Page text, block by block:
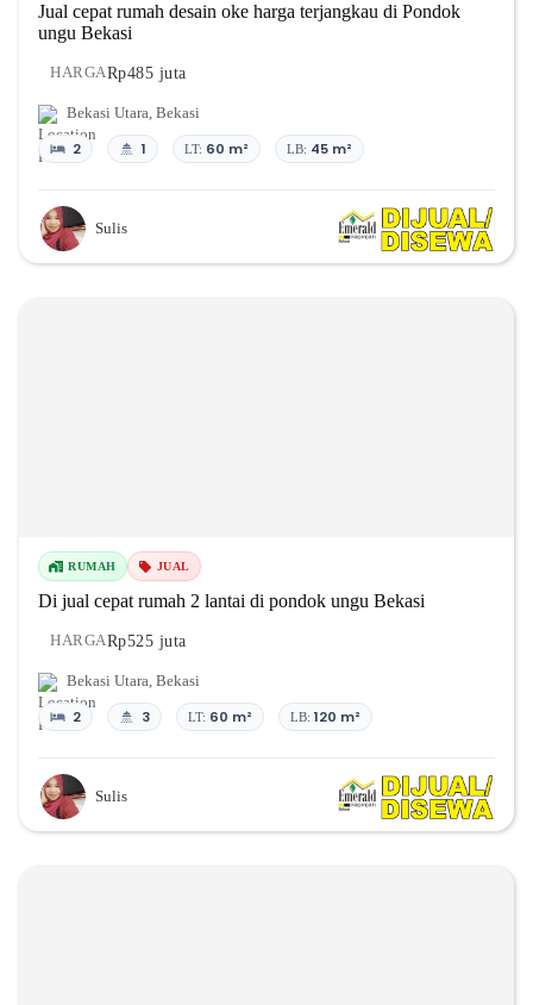
Jual cepat rumah desain oke harga terjangkau di Pondok
ungu Bekasi
HARGARp485 juta
Bekasi Utara, Bekasi
2 1 LT: 60 m² LB: 45 m²
Sulis
RUMAH JUAL
Di jual cepat rumah 2 lantai di pondok ungu Bekasi
HARGARp525 juta
Bekasi Utara, Bekasi
2 3 LT: 60 m² LB: 120 m²
Sulis